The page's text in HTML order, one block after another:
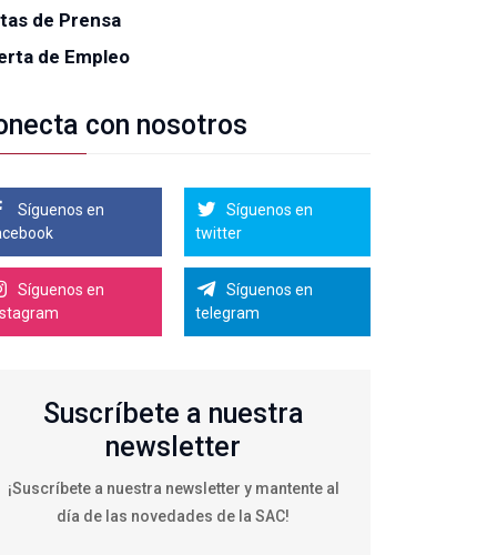
de Prensa
de Empleo
con nosotros
Síguenos en
Síguenos en
twitter
Síguenos en
Síguenos en
telegram
Suscríbete a nuestra
newsletter
¡Suscríbete a nuestra newsletter y mantente al
día de las novedades de la SAC!